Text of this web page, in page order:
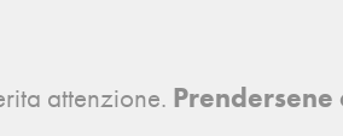
attenzione. Prendersene